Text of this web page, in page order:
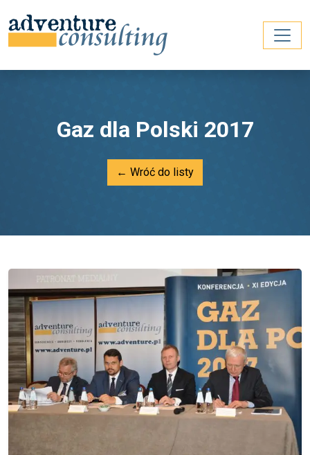
Gaz dla Polski 2017
← Wróć do listy